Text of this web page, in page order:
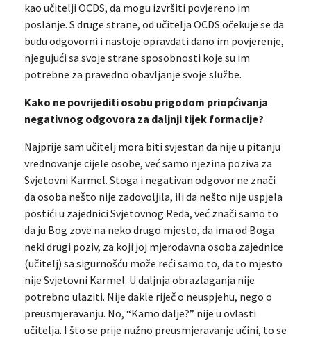
kao učitelji OCDS, da mogu izvršiti povjereno im
poslanje. S druge strane, od učitelja OCDS očekuje se da
budu odgovorni i nastoje opravdati dano im povjerenje,
njegujući sa svoje strane sposobnosti koje su im
potrebne za pravedno obavljanje svoje službe.
Kako ne povrijediti osobu prigodom priopćivanja
negativnog odgovora za daljnji tijek formacije?
Najprije sam učitelj mora biti svjestan da nije u pitanju
vrednovanje cijele osobe, već samo njezina poziva za
Svjetovni Karmel. Stoga i negativan odgovor ne znači
da osoba nešto nije zadovoljila, ili da nešto nije uspjela
postići u zajednici Svjetovnog Reda, već znači samo to
da ju Bog zove na neko drugo mjesto, da ima od Boga
neki drugi poziv, za koji joj mjerodavna osoba zajednice
(učitelj) sa sigurnošću može reći samo to, da to mjesto
nije Svjetovni Karmel. U daljnja obrazlaganja nije
potrebno ulaziti. Nije dakle riječ o neuspjehu, nego o
preusmjeravanju. No, “Kamo dalje?” nije u ovlasti
učitelja. I što se prije nužno preusmjeravanje učini, to se